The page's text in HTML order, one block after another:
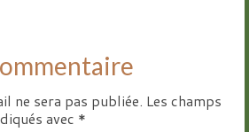
ne sera pas publiée. Les champs
avec *